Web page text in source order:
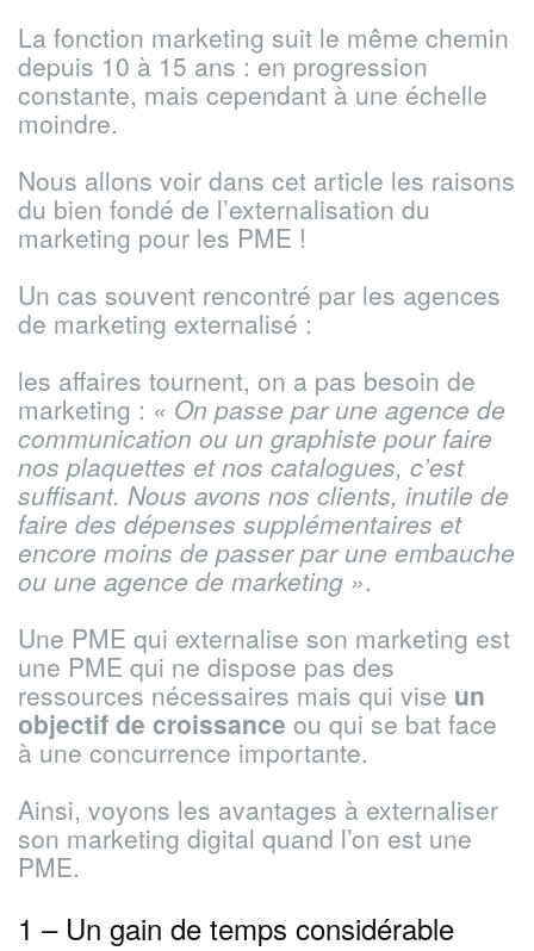
La fonction marketing suit le même chemin
depuis 10 à 15 ans : en progression
constante, mais cependant à une échelle
moindre.
Nous allons voir dans cet article les raisons
du bien fondé de l’externalisation du
marketing pour les PME !
Un cas souvent rencontré par les agences
de marketing externalisé :
les affaires tournent, on a pas besoin de
marketing : « On passe par une agence de
communication ou un graphiste pour faire
nos plaquettes et nos catalogues, c’est
suffisant. Nous avons nos clients, inutile de
faire des dépenses supplémentaires et
encore moins de passer par une embauche
ou une agence de marketing ».
Une PME qui externalise son marketing est
une PME qui ne dispose pas des
ressources nécessaires mais qui vise un
objectif de croissance ou qui se bat face
à une concurrence importante.
Ainsi, voyons les avantages à externaliser
son marketing digital quand l’on est une
PME.
1 – Un gain de temps considérable